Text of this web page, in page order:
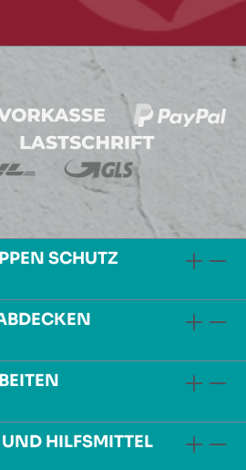
SCHUTZ
HILFSMITTEL